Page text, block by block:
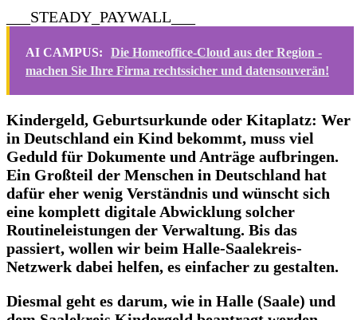
___STEADY_PAYWALL___
AI CAMPUS:
Die Homeoffice-Cloud aus der Region -
machen Sie Ihre Firma rechtssicher und datensouverän!
Kindergeld, Geburtsurkunde oder Kitaplatz: Wer
in Deutschland ein Kind bekommt, muss viel
Geduld für Dokumente und Anträge aufbringen.
Ein Großteil der Menschen in Deutschland hat
dafür eher wenig Verständnis und wünscht sich
eine komplett digitale Abwicklung solcher
Routineleistungen der Verwaltung. Bis das
passiert, wollen wir beim Halle-Saalekreis-
Netzwerk dabei helfen, es einfacher zu gestalten.
Diesmal geht es darum, wie in Halle (Saale) und